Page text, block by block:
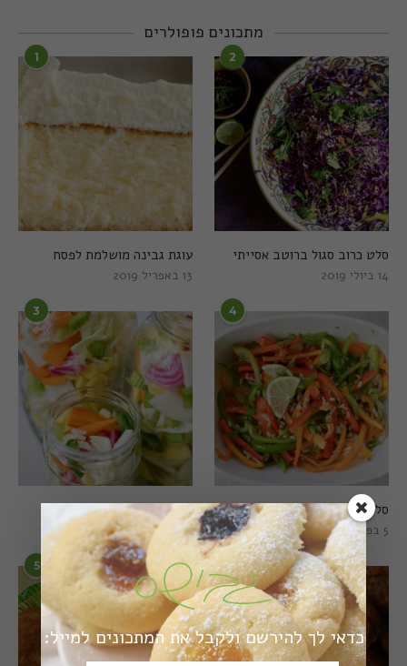
מתכונים פופולרים
1
עוגת גבינה מושלמת לפסח
13 באפריל 2019
2
סלט כרוב סגול ברוטב אסייתי
14 ביולי 2019
3
חמוצים מהירים
1 באוגוסט 2022
4
סלט פלפלים טרי וצבעוני
5 בפברואר 2021
5 6
כדאי לך להירשם ולקבל את המתכונים למייל: